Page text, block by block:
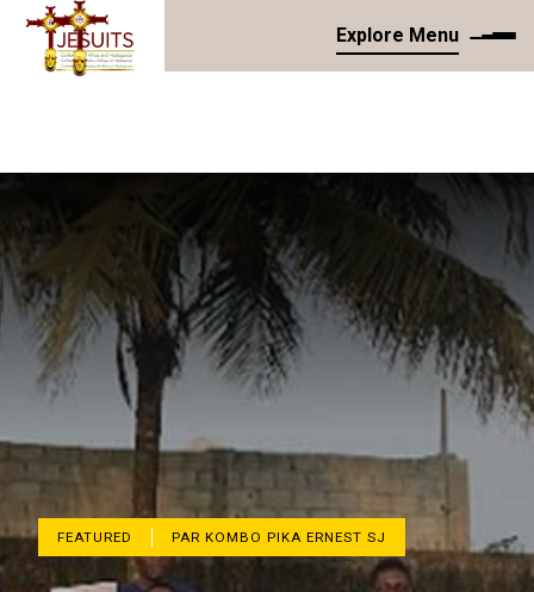
Explore Menu
FEATURED PAR KOMBO PIKA ERNEST SJ